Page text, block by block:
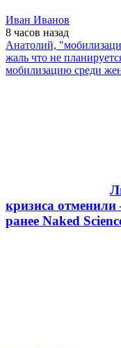
Иван Иванов
8 часов назад
Анатолий,
жаль что не
мобилизацию среди
кризиса
ранее Naked